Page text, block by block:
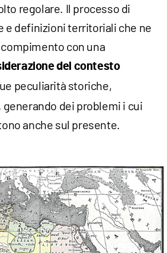
regolare. Il processo di
e definizioni territoriali che ne
con una
del contesto
peculiarità storiche,
dei problemi i cui
anche sul presente.